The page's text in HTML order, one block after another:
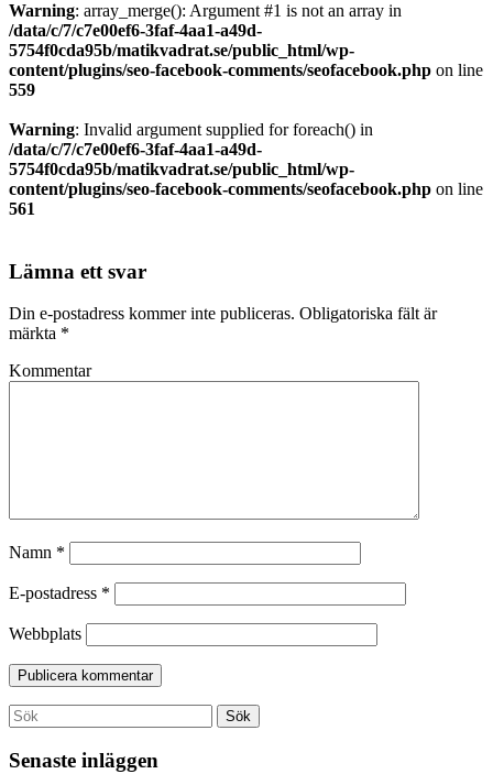
Warning: array_merge(): Argument #1 is not an array in
/data/c/7/c7e00ef6-3faf-4aa1-a49d-
5754f0cda95b/matikvadrat.se/public_html/wp-
content/plugins/seo-facebook-comments/seofacebook.php on line
559
Warning: Invalid argument supplied for foreach() in
/data/c/7/c7e00ef6-3faf-4aa1-a49d-
5754f0cda95b/matikvadrat.se/public_html/wp-
content/plugins/seo-facebook-comments/seofacebook.php on line
561
Lämna ett svar
Din e-postadress kommer inte publiceras. Obligatoriska fält är
märkta *
Kommentar
Namn *
E-postadress *
Webbplats
Search
for:
Sök
Senaste inläggen